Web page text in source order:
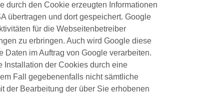
durch den Cookie erzeugten Informationen
übertragen und dort gespeichert. Google
für die Webseitenbetreiber
zu erbringen. Auch wird Google diese
Daten im Auftrag von Google verarbeiten.
Installation der Cookies durch eine
Fall gegebenenfalls nicht sämtliche
der Bearbeitung der über Sie erhobenen